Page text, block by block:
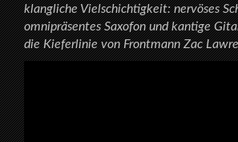
klangliche Vielschichtigkeit: nervöses
omnipräsentes Saxofon und kantige
die Kieferlinie von Frontmann Zac